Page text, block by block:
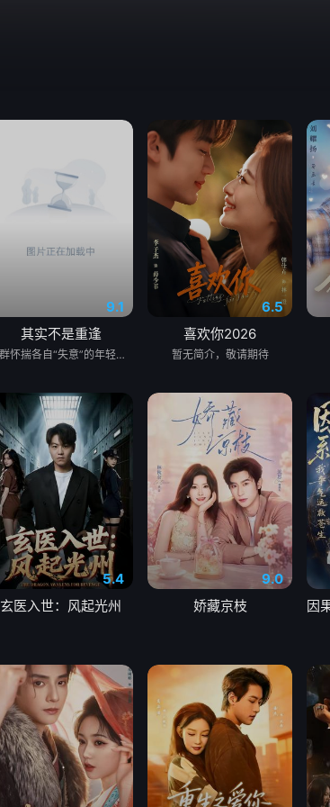
9.1
其实不是重逢
一群怀揣各自“失意”的年轻人，在沿海小城南安相遇相知，他们决心各展所长创办旅行社。他们以当地的特色人文与美食为引，用真诚与创意打动游客。尽管在创业路上笑料百出，但他们也渐渐褪去青涩，逐渐打响“成功旅行社”的品牌。从“冤家”互怼到甜蜜携手，“成功小分队”不仅在南安扎根了事业，更收获了惺惺相惜的友情与双向奔赴的爱情。
6.5
喜欢你2026
暂无简介，敬请期待
5.4
玄医入世：风起光州
9.0
娇藏京枝